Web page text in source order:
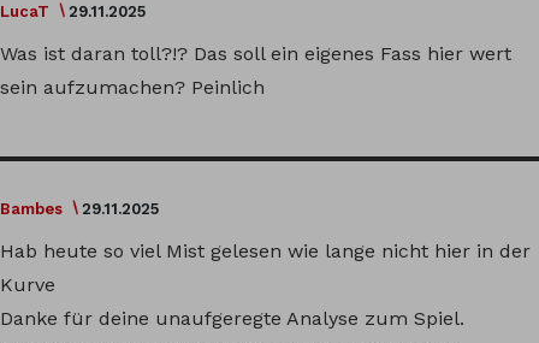
LucaT 29.11.2025
Was ist daran toll?!? Das soll ein eigenes Fass hier wert
sein aufzumachen? Peinlich
Bambes 29.11.2025
Hab heute so viel Mist gelesen wie lange nicht hier in der
Kurve
Danke für deine unaufgeregte Analyse zum Spiel.